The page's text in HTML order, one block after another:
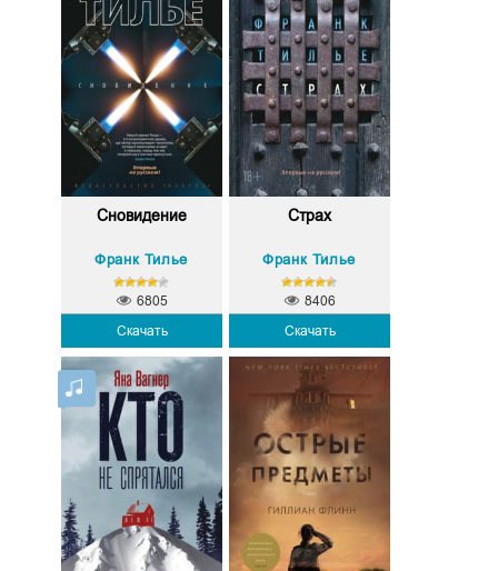
Сновидение
Франк Тилье
Скачать
6805
Страх
Франк Тилье
Скачать
8406